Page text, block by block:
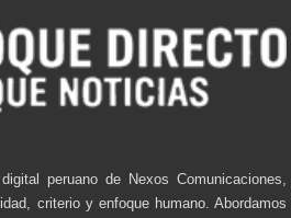
peruano de Nexos Comunicaciones,
criterio y enfoque humano. Abordamos